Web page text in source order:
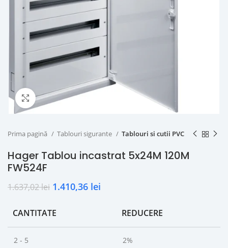
Click to enlarge
Prima pagină Tablouri sigurante Tablouri si cutii PVC
Hager Tablou incastrat 5x24M 120M
FW524F
1.637,02lei 1.410,36 lei
CANTITATE REDUCERE
2 - 5 2%